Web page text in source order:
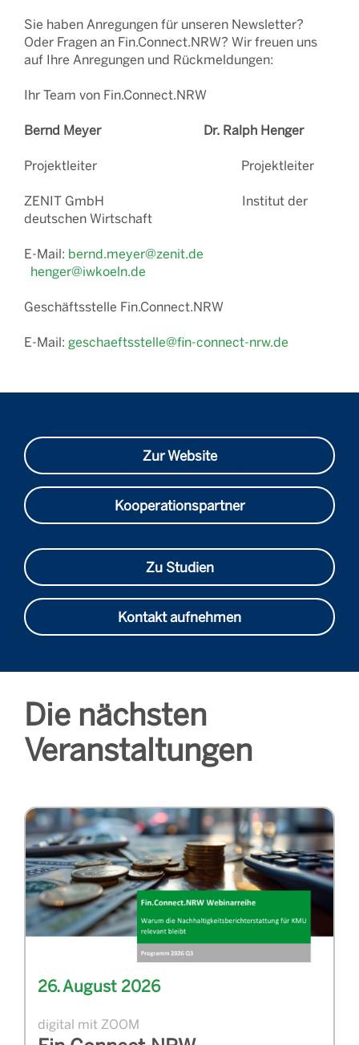
Sie haben Anregungen für unseren Newsletter?
Oder Fragen an Fin.Connect.NRW? Wir freuen uns
auf Ihre Anregungen und Rückmeldungen:
Ihr Team von Fin.Connect.NRW
Bernd Meyer Dr. Ralph Henger
Projektleiter Projektleiter
ZENIT GmbH Institut der
deutschen Wirtschaft
E-Mail: bernd.meyer@zenit.de
henger@iwkoeln.de
Geschäftsstelle Fin.Connect.NRW
E-Mail: geschaeftsstelle@fin-connect-nrw.de
Zur Website
Kooperationspartner
Zu Studien
Kontakt aufnehmen
Die nächsten
Veranstaltungen
26. August 2026
digital mit ZOOM